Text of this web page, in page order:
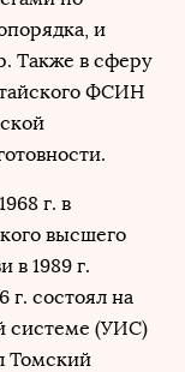
и
Также в сферу
ФСИН
г. в
высшего
в 1989 г.
г. состоял на
системе (УИС)
Томский